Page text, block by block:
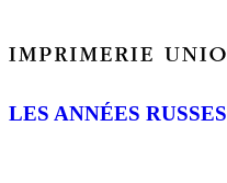
LES ANNÉES RUSSES